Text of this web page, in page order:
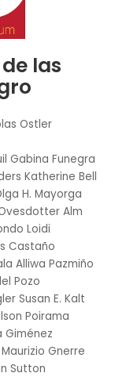
las
Ostler
Gabina Funegra
Katherine Bell
H. Mayorga
Alm
Loidi
Castaño
Alliwa Pazmiño
Pozo
Susan E. Kalt
Poirama
Giménez
Maurizio Gnerre
Sutton